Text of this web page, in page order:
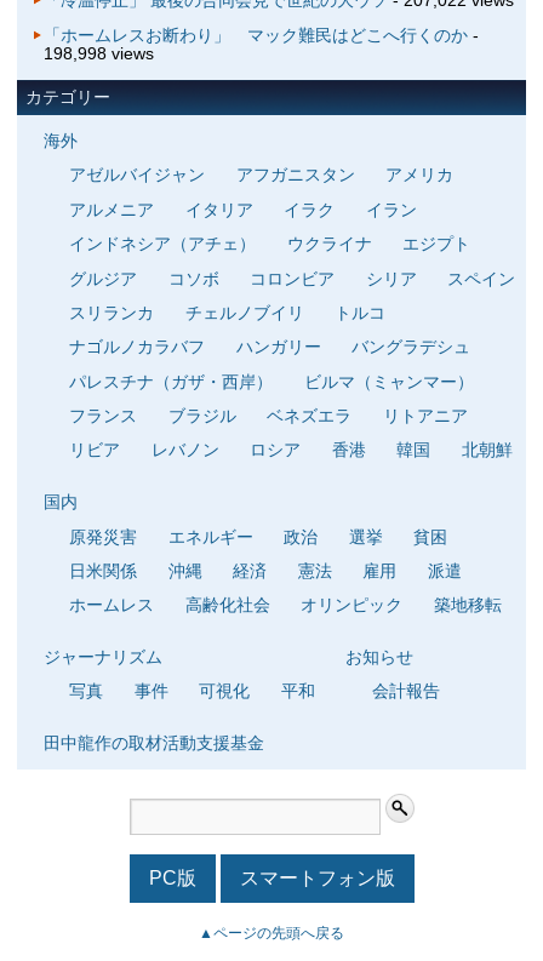
「ホームレスお断わり」 マック難民はどこへ行くのか-
198,998 views
カテゴリー
海外
アゼルバイジャン
アフガニスタン
アメリカ
アルメニア
イタリア イラク
イラン
インドネシア（アチェ）
ウクライナ
エジプト
グルジア
コソボ コロンビア シリア
スペイン
スリランカ
チェルノブイリ
トルコ
ナゴルノカラバフ
ハンガリー
バングラデシュ
パレスチナ（ガザ・西岸）
ビルマ（ミャンマー）
フランス
ブラジル ベネズエラ
リトアニア
リビア
レバノン ロシア 香港 韓国 北朝鮮
国内
原発災害
エネルギー 政治 選挙
貧困
日米関係
沖縄 経済 憲法 雇用
派遣
ホームレス
高齢化社会 オリンピック 築地移転
ジャーナリズム
写真
事件 可視化 平和
お知らせ
会計報告
田中龍作の取材活動支援基金
PC版 スマートフォン版
▲ページの先頭へ戻る